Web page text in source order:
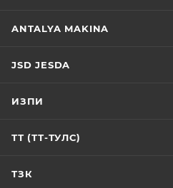
ANTALYA MAKINA
JSD JESDA
ИЗПИ
ТТ (ТТ-ТУЛС)
ТЗК